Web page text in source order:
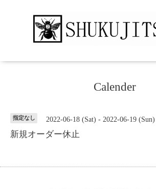
Calender
指定なし 2022-06-18 (Sat) - 2022-06-19 (Sun)
新規オーダー休止